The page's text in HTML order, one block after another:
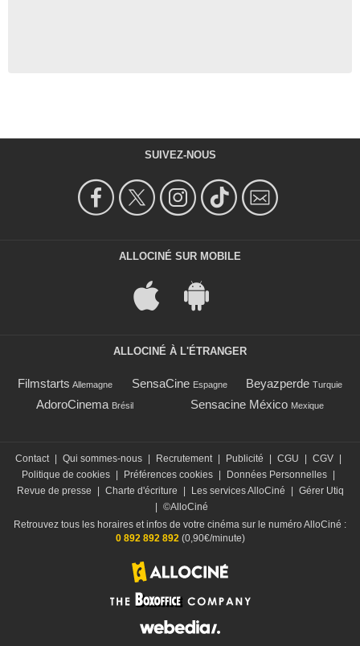
SUIVEZ-NOUS
ALLOCINÉ SUR MOBILE
ALLOCINÉ À L'ÉTRANGER
Filmstarts Allemagne SensaCine Espagne Beyazperde Turquie
AdoroCinema Brésil Sensacine México Mexique
Contact Qui sommes-nous Recrutement Publicité CGU CGV
Politique de cookies
Préférences cookies Données Personnelles
Revue de presse
Charte d'écriture Les services AlloCiné
Gérer Utiq
©AlloCiné
Retrouvez tous les horaires et infos de votre cinéma sur le numéro AlloCiné :
0 892 892 892(0,90€/minute)